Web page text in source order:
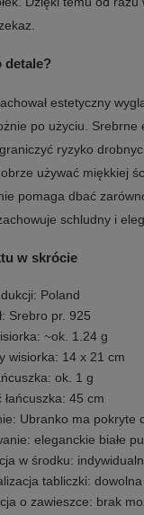
detale?
estetyczny
po użyciu.
ryzyko
używać miękkiej
pomaga dbać
schludny i
w skrócie
Poland
Srebro pr. 925
~ok. 1.24 g
wisiorka: 14 x 21 cm
ok. 1 g
łańcuszka: 45 cm
Ubranko ma pokryte
eleganckie białe
w środku:
tabliczki:
o zawieszce: brak